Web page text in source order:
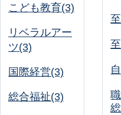
こども教育(3)
リベラルアー
ツ(3)
国際経営(3)
総合福祉(3)